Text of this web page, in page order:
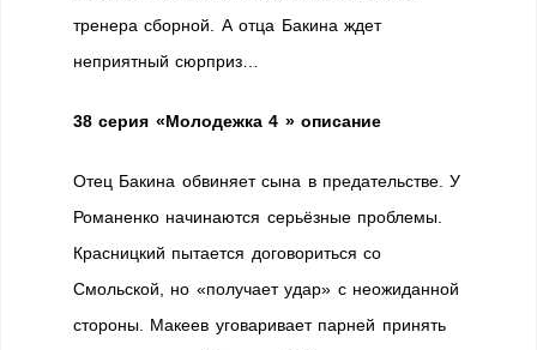
тренера сборной. А отца Бакина ждет
неприятный сюрприз…
38 серия «Молодежка 4 » описание
Отец Бакина обвиняет сына в предательстве. У
Романенко начинаются серьёзные проблемы.
Красницкий пытается договориться со
Смольской, но «получает удар» с неожиданной
стороны. Макеев уговаривает парней принять